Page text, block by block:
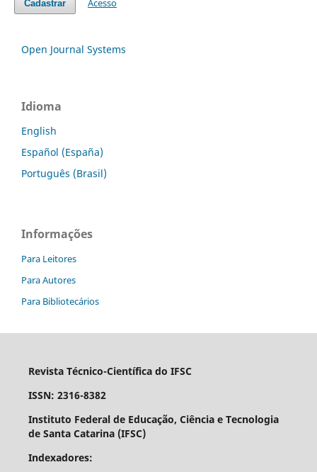
Cadastrar Acesso
Open Journal Systems
Idioma
English
Español (España)
Português (Brasil)
Informações
Para Leitores
Para Autores
Para Bibliotecários
Revista Técnico-Científica do IFSC
ISSN: 2316-8382
Instituto Federal de Educação, Ciência e Tecnologia
de Santa Catarina (IFSC)
Indexadores: